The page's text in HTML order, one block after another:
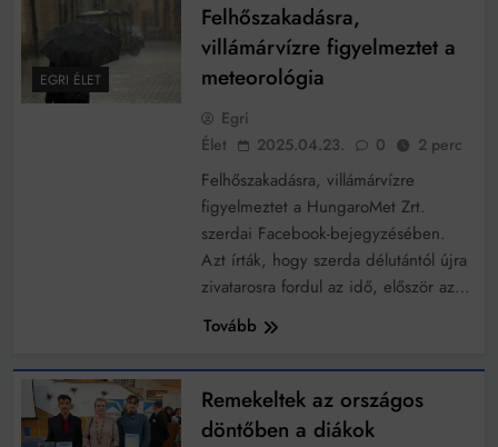
EGRI ÉLET
Felhőszakadásra,
villámárvízre figyelmeztet a
meteorológia
Egri
Élet
2025.04.23. 0 2 perc
Felhőszakadásra, villámárvízre
figyelmeztet a HungaroMet Zrt.
szerdai Facebook-bejegyzésében.
Azt írták, hogy szerda délutántól újra
zivatarosra fordul az idő, először az…
Tovább
Remekeltek az országos
döntőben a diákok